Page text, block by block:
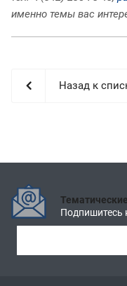
именно темы вас
Назад к
Подпишитесь